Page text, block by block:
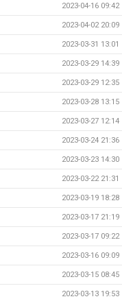
2023-04-16 09:42
2023-04-02 20:09
2023-03-31 13:01
2023-03-29 14:39
2023-03-29 12:35
2023-03-28 13:15
2023-03-27 12:14
2023-03-24 21:36
2023-03-23 14:30
2023-03-22 21:31
2023-03-19 18:28
2023-03-17 21:19
2023-03-17 09:22
2023-03-16 09:09
2023-03-15 08:45
2023-03-13 19:53